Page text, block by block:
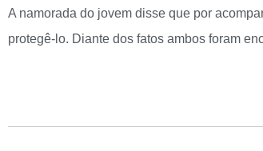
A namorada do jovem disse que por
protegê-lo. Diante dos fatos ambos foram